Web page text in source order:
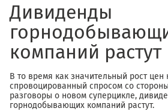
Дивиденды
компаний растут
В то время как значительный рост
спровоцированный спросом со
разговоры о новом суперцикле,
горнодобывающих компаний растут.